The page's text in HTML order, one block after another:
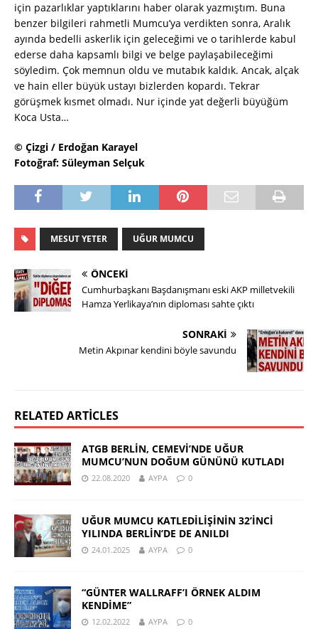
için pazarlıklar yaptıklarını haber olarak yazmıştım. Buna
benzer bilgileri rahmetli Mumcu’ya verdikten sonra, Aralık
ayında bedelli askerlik için geleceğimi ve o tarihlerde kabul
ederse daha kapsamlı bilgi ve belge paylaşabileceğimi
söyledim. Çok memnun oldu ve mutabık kaldık. Ancak, alçak
ve hain eller büyük ustayı bizlerden kopardı. Tekrar
görüşmek kısmet olmadı. Nur içinde yat değerli büyüğüm
Koca Usta…
© Çizgi / Erdoğan Karayel
Fotoğraf: Süleyman Selçuk
MESUT YETER UĞUR MUMCU
ÖNCEKI
Cumhurbaşkanı Başdanışmanı eski AKP milletvekili
Hamza Yerlikaya’nın diploması sahte çıktı
SONRAKI
Metin Akpınar kendini böyle savundu
RELATED ARTICLES
ATGB BERLİN, CEMEVİ’NDE UĞUR
MUMCU’NUN DOĞUM GÜNÜNÜ KUTLADI
22.08.2020 AYPA 0
UĞUR MUMCU KATLEDİLİŞİNİN 32’İNCİ
YILINDA BERLİN’DE DE ANILDI
24.01.2025 AYPA 0
“GÜNTER WALLRAFF’I ÖRNEK ALDIM
KENDİME”
12.02.2022 AYPA 0